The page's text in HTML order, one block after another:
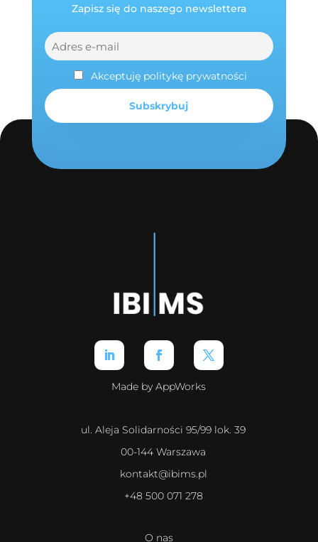
Zapisz się do naszego newslettera
Akceptuję politykę prywatności
Made by AppWorks
ul. Aleja Solidarności 95/99 lok. 39
00-144 Warszawa
kontakt@ibims.pl
+48 500 071 278
O nas